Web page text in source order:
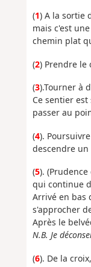
(1) A la sortie
mais c'est
chemin plat
(2) Prendre le
(3).Tourner à
Ce sentier
passer au
(4).
descendre un
(5).
qui continue
Arrivé en bas
s'approcher
Après le
N.B. Je
(6). De la